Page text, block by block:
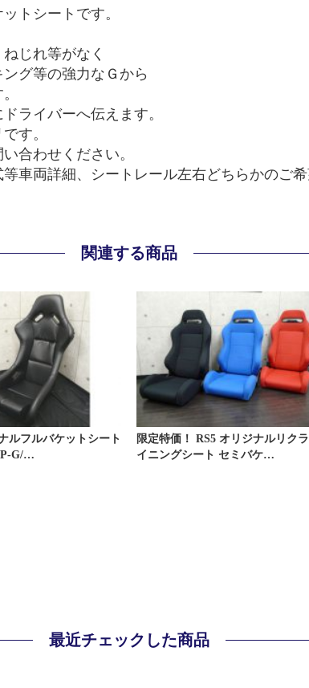
トシートです。
じれ等がなく
グ等の強力なＧから
ライバーへ伝えます。
す。
合わせください。
車両詳細、シートレール左右どちらかのご
関連する商品
ルフルバケットシート
G/…
限定特価！ RS5 オリジナルリクラ
イニングシート セミバケ…
最近チェックした商品